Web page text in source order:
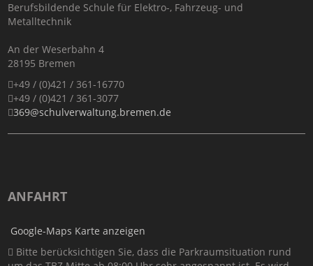
Berufsbildende Schule für Elektro-, Fahrzeug- und
Metalltechnik
An der Weserbahn 4
28195 Bremen
+49 / (0)421 / 361-16770
+49 / (0)421 / 361-3077
369@schulverwaltung.bremen.de
ANFAHRT
Google-Maps Karte anzeigen
Bitte berücksichtigen Sie, dass die Parkraumsituation rund